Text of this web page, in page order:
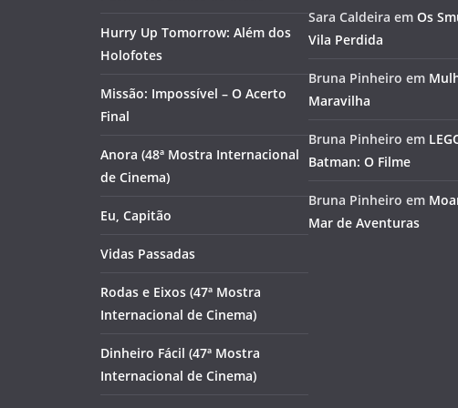
Hurry Up Tomorrow: Além dos
Holofotes
Missão: Impossível – O Acerto
Final
Anora (48ª Mostra Internacional
de Cinema)
Eu, Capitão
Vidas Passadas
Rodas e Eixos (47ª Mostra
Internacional de Cinema)
Dinheiro Fácil (47ª Mostra
Internacional de Cinema)
Sara Caldeira em Os
Vila Perdida
Bruna Pinheiro em
Maravilha
Bruna Pinheiro em
Batman: O Filme
Bruna Pinheiro em
Mar de Aventuras